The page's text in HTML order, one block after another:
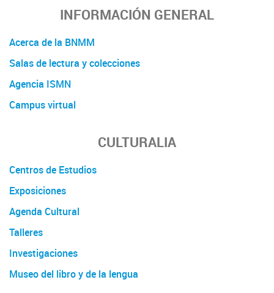
INFORMACIÓN GENERAL
Acerca de la BNMM
Salas de lectura y colecciones
Agencia ISMN
Campus virtual
CULTURALIA
Centros de Estudios
Exposiciones
Agenda Cultural
Talleres
Investigaciones
Museo del libro y de la lengua